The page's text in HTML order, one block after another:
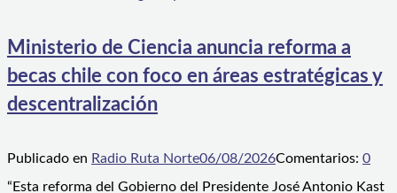
Ministerio de Ciencia anuncia reforma a
becas chile con foco en áreas estratégicas y
descentralización
Publicado en Radio Ruta Norte06/08/2026Comentarios: 0
“Esta reforma del Gobierno del Presidente José Antonio Kast